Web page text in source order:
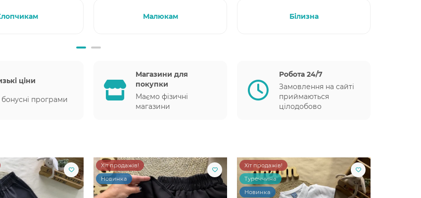
Малюкам Білизна
ціни
бонусні програми
Магазини для
покупки
Маємо фізичні
магазини
Робота 24/7
Замовлення на сайті
приймаються
цілодобово
Хіт продажів!
Новинка
Хіт продажів!
Туреччина
Новинка